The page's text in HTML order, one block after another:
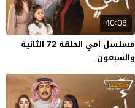
40:08
مسلسل امي الحلقة 72 الثانية
والسبعون